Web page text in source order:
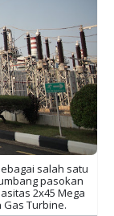
salah satu
pasokan
2x45 Mega
Gas Turbine.